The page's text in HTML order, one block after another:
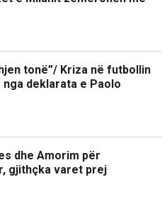
tonë”/ Kriza në futbollin
deklarata e Paolo
dhe Amorim për
gjithçka varet prej